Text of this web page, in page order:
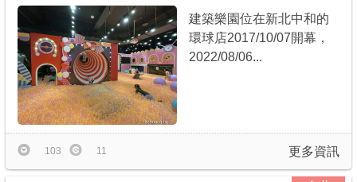
建築樂園位在新北中和的
環球店2017/10/07開幕，
2022/08/06...
更多資訊
103 11